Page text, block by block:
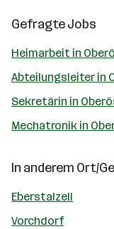
Gefragte Jobs
Heimarbeit in
Abteilungsleiter in
Sekretärin in
Mechatronik in
In anderem Ort/
Eberstalzell
Vorchdorf